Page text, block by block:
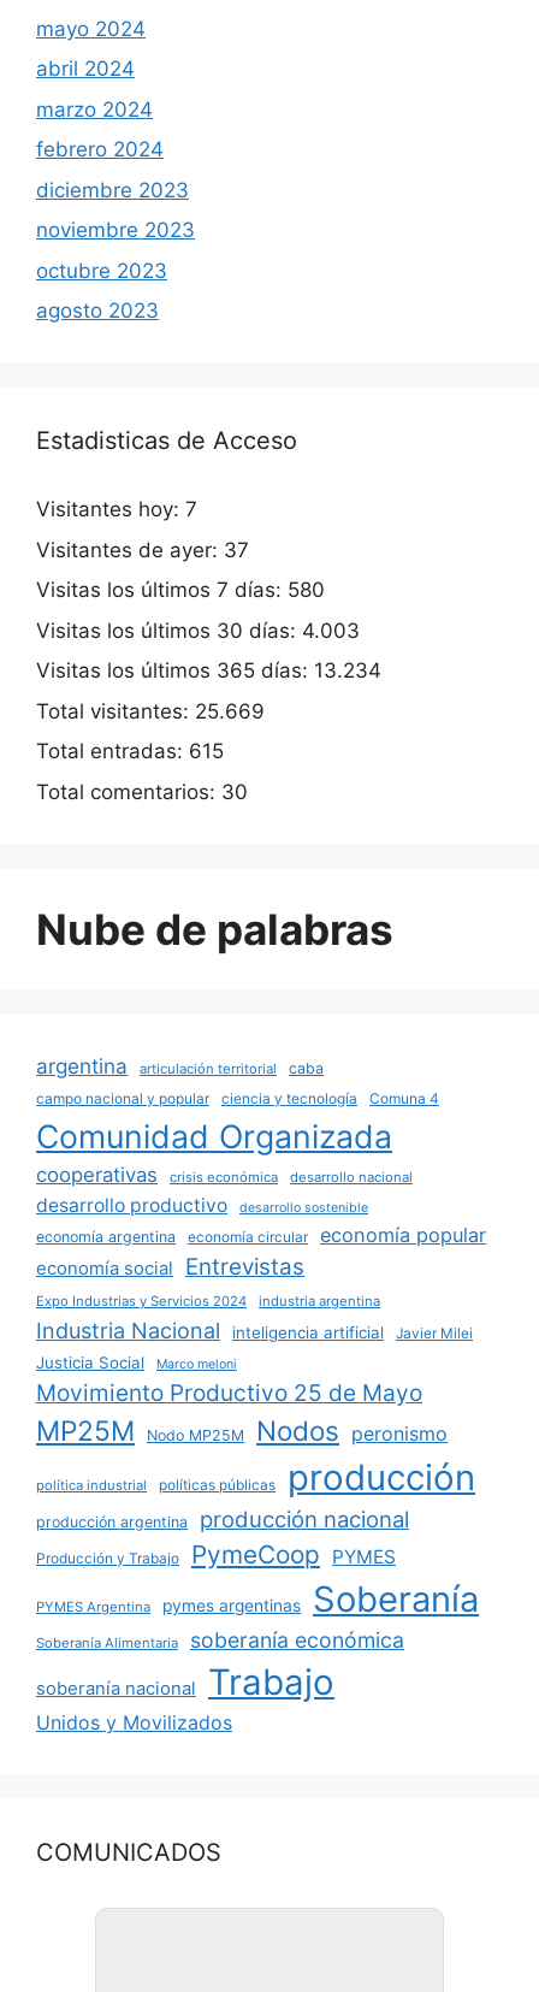
mayo 2024
abril 2024
marzo 2024
febrero 2024
diciembre 2023
noviembre 2023
octubre 2023
agosto 2023
Estadisticas de Acceso
Visitantes hoy: 7
Visitantes de ayer: 37
Visitas los últimos 7 días: 580
Visitas los últimos 30 días: 4.003
Visitas los últimos 365 días: 13.234
Total visitantes: 25.669
Total entradas: 615
Total comentarios: 30
Nube de palabras
argentina articulación territorial
caba
campo nacional y popular
ciencia y tecnología Comuna 4
Comunidad Organizada
cooperativas crisis económica desarrollo nacional
desarrollo productivo desarrollo sostenible
economía argentina economía circular economía popular
economía social Entrevistas
Expo Industrias y Servicios 2024 industria argentina
Industria Nacional inteligencia artificial Javier Milei
Justicia Social Marco meloni
Movimiento Productivo 25 de Mayo
MP25M Nodo MP25M Nodos peronismo
política industrial políticas públicas producción
producción argentina producción nacional
Producción y Trabajo PymeCoop PYMES
PYMES Argentina pymes argentinas Soberanía
Soberanía Alimentaria soberanía económica
soberanía nacional Trabajo
Unidos y Movilizados
COMUNICADOS